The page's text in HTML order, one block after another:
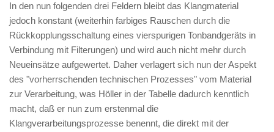
In den nun folgenden drei Feldern bleibt das Klangmaterial
jedoch konstant (weiterhin farbiges Rauschen durch die
Rückkopplungsschaltung eines vierspurigen Tonbandgeräts in
Verbindung mit Filterungen) und wird auch nicht mehr durch
Neueinsätze aufgewertet. Daher verlagert sich nun der Aspekt
des "vorherrschenden technischen Prozesses" vom Material
zur Verarbeitung, was Höller in der Tabelle dadurch kenntlich
macht, daß er nun zum erstenmal die
Klangverarbeitungsprozesse benennt, die direkt mit der